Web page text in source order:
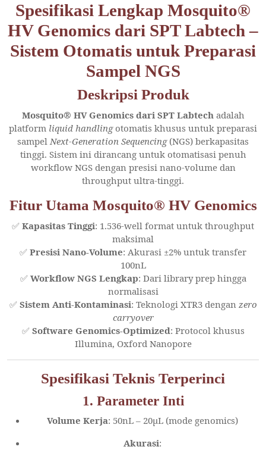
Spesifikasi Lengkap Mosquito®
HV Genomics dari SPT Labtech –
Sistem Otomatis untuk Preparasi
Sampel NGS
Deskripsi Produk
Mosquito® HV Genomics dari SPT Labtechadalah
platform liquid handlingotomatis khusus untuk preparasi
sampelNext-Generation Sequencing(NGS) berkapasitas
tinggi. Sistem ini dirancang untuk otomatisasi penuh
workflow NGS dengan presisi nano-volume dan
throughput ultra-tinggi.
Fitur Utama Mosquito® HV Genomics
✅ Kapasitas Tinggi: 1.536-well format untuk throughput
maksimal
✅ Presisi Nano-Volume: Akurasi ±2% untuk transfer
100nL
✅ Workflow NGS Lengkap: Dari library prep hingga
normalisasi
✅ Sistem Anti-Kontaminasi: Teknologi XTR3 dengan zero
carryover
✅ Software Genomics-Optimized: Protocol khusus
Illumina, Oxford Nanopore
Spesifikasi Teknis Terperinci
1. Parameter Inti
Volume Kerja: 50nL – 20μL (mode genomics)
Akurasi: